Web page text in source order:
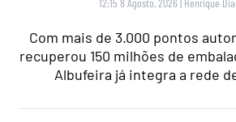
Com mais de 3.000 pontos
recuperou 150 milhões de
Albufeira já integra a rede